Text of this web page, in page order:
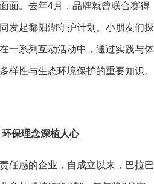
面。去年4月，品牌就曾联合赛得
发起鄱阳湖守护计划。小朋友们探
一系列互动活动中，通过实践与体
样性与生态环境保护的重要知识。
环保理念深植人心
任感的企业，自成立以来，巴拉巴